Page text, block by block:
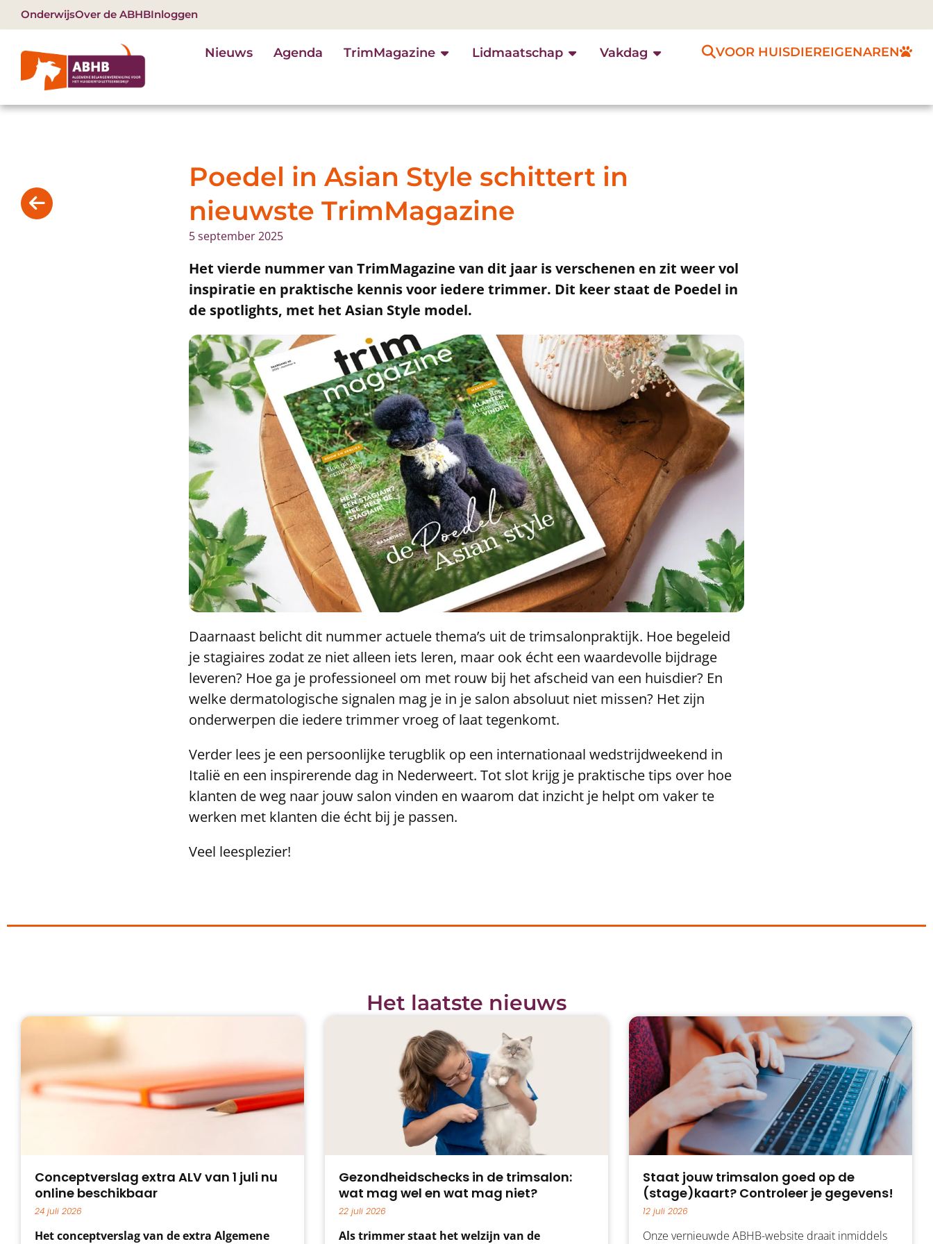
OnderwijsOver de ABHBInloggen
Nieuws Agenda TrimMagazine Lidmaatschap Vakdag VOOR HUISDIEREIGENAREN
Poedel in Asian Style schittert in
nieuwste TrimMagazine
5 september 2025
Het vierde nummer van TrimMagazine van dit jaar is verschenen en zit weer vol
inspiratie en praktische kennis voor iedere trimmer. Dit keer staat de Poedel in
de spotlights, met het Asian Style model.
Daarnaast belicht dit nummer actuele thema’s uit de trimsalonpraktijk. Hoe begeleid
je stagiaires zodat ze niet alleen iets leren, maar ook écht een waardevolle bijdrage
leveren? Hoe ga je professioneel om met rouw bij het afscheid van een huisdier? En
welke dermatologische signalen mag je in je salon absoluut niet missen? Het zijn
onderwerpen die iedere trimmer vroeg of laat tegenkomt.
Verder lees je een persoonlijke terugblik op een internationaal wedstrijdweekend in
Italië en een inspirerende dag in Nederweert. Tot slot krijg je praktische tips over hoe
klanten de weg naar jouw salon vinden en waarom dat inzicht je helpt om vaker te
werken met klanten die écht bij je passen.
Veel leesplezier!
Het laatste nieuws
Conceptverslag extra ALV van 1 juli nu
online beschikbaar
24 juli 2026
Het conceptverslag van de extra Algemene
Gezondheidschecks in de trimsalon:
wat mag wel en wat mag niet?
22 juli 2026
Als trimmer staat het welzijn van de
Staat jouw trimsalon goed op de
(stage)kaart? Controleer je gegevens!
12 juli 2026
Onze vernieuwde ABHB-website draait inmiddels